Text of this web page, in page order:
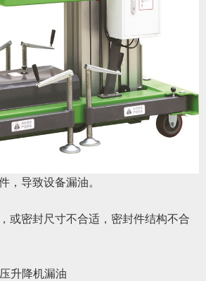
，导致设备漏油。
或密封尺寸不合适，密封件结构不合
升降机漏油